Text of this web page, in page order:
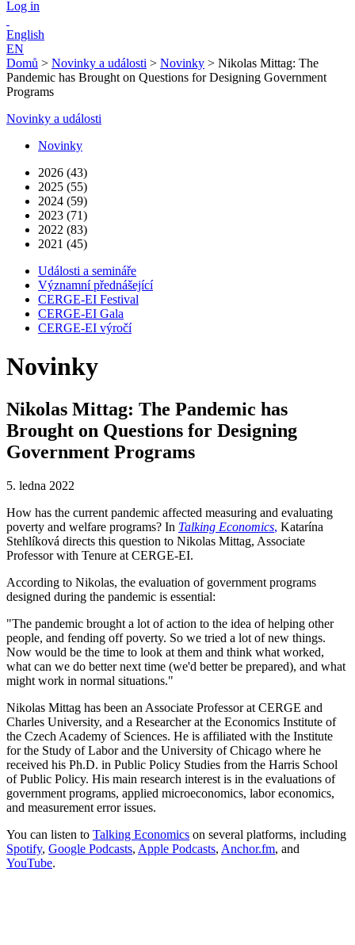
Log in
English
EN
Domů > Novinky a události > Novinky > Nikolas Mittag: The
Pandemic has Brought on Questions for Designing Government
Programs
Novinky a události
Novinky
2026 (43)
2025 (55)
2024 (59)
2023 (71)
2022 (83)
2021 (45)
Události a semináře
Významní přednášející
CERGE-EI Festival
CERGE-EI Gala
CERGE-EI výročí
Novinky
Nikolas Mittag: The Pandemic has
Brought on Questions for Designing
Government Programs
5. ledna 2022
How has the current pandemic affected measuring and evaluating
poverty and welfare programs? In Talking Economics, Katarína
Stehlíková directs this question to Nikolas Mittag, Associate
Professor with Tenure at CERGE-EI.
According to Nikolas, the evaluation of government programs
designed during the pandemic is essential:
"The pandemic brought a lot of action to the idea of helping other
people, and fending off poverty. So we tried a lot of new things.
Now would be the time to look at them and think what worked,
what can we do better next time (we'd better be prepared), and what
might work in normal situations."
Nikolas Mittag has been an Associate Professor at CERGE and
Charles University, and a Researcher at the Economics Institute of
the Czech Academy of Sciences. He is affiliated with the Institute
for the Study of Labor and the University of Chicago where he
received his Ph.D. in Public Policy Studies from the Harris School
of Public Policy. His main research interest is in the evaluations of
government programs, applied microeconomics, labor economics,
and measurement error issues.
You can listen to Talking Economics on several platforms, including
Spotify, Google Podcasts, Apple Podcasts, Anchor.fm, and
YouTube.